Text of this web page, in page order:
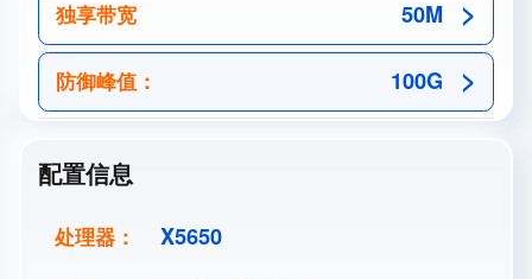
独享带宽 50M
防御峰值： 100G
配置信息
处理器： X5650